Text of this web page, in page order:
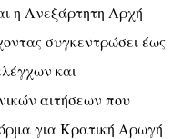
η Ανεξάρτητη Αρχή
συγκεντρώσει έως
και
αιτήσεων που
για Κρατική Αρωγή